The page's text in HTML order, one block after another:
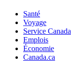
Santé
Voyage
Service Canada
Emplois
Économie
Canada.ca